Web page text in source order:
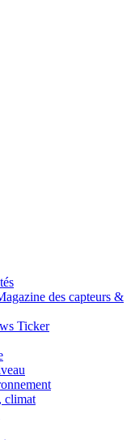
des capteurs &
Ticker
climat